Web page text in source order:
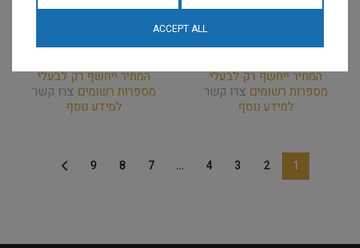
סוללות) SAPHIR STYLE
מכונות תספורת ואביזרים
המחיר ייחשף רק לבעלי
מספרות רשומים צרו קשר
למידע נוסף
סוללות) SAPHIR PAWS
מכונות תספורת ואביזרים
המחיר ייחשף רק לבעלי
מספרות רשומים צרו קשר
למידע נוסף
1
2
3
4
…
7
8
9
ACCEPT ALL